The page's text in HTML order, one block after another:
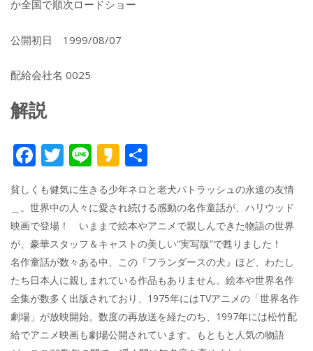
か全国で順次ロードショー
公開初日 1999/08/07
配給会社名 0025
解説
F
ac
e
b
o
o
k
T
itt
er
Li
e
K
a
k
a
o
有
貧しくも健気に生きる少年ネロと老犬パトラッシュの永遠の友情
＿。世界中の人々に愛され続ける感動の名作童話が、ハリウッド
映画で登場！ いままで絵本やアニメで親しんできた物語の世界
が、豪華スタッフ＆キャストの美しい“実写版”で甦りました！
名作童話が数々ある中、この『フランダースの犬』ほど、わたし
たち日本人に親しまれている作品もありません。絵本や世界名作
全集が数多く出版されており、1975年にはTVアニメの「世界名作
劇場」が放映開始。数度の再放送を経たのち、1997年には松竹配
給でアニメ映画も劇場公開されています。もともと人気の物語